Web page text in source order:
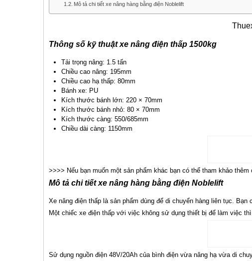
Mô tả chi tiết xe nâng hàng bằng điện Noblelift
Thông số kỹ thuật xe nâng điện thấp 1500kg
Tải trọng nâng: 1.5 tấn
Chiều cao nâng: 195mm
Chiều cao hạ thấp: 80mm
Bánh xe: PU
Kích thước bánh lớn: 220 × 70mm
Kích thước bánh nhỏ: 80 × 70mm
Kích thước càng: 550/685mm
Chiều dài càng: 1150mm
>>>> Nếu bạn muốn một sản phẩm khác bạn có thể tham khảo thêm
Mô tả chi tiết xe nâng hàng bằng điện Noblelift
Xe nâng điện thấp là sản phẩm dùng để di chuyển hàng liên tục.
Một chiếc xe điện thấp với việc không sử dụng thiết bị để làm việc
Sử dụng nguồn điện 48V/20Ah của bình điện vừa nâng hạ vừa di